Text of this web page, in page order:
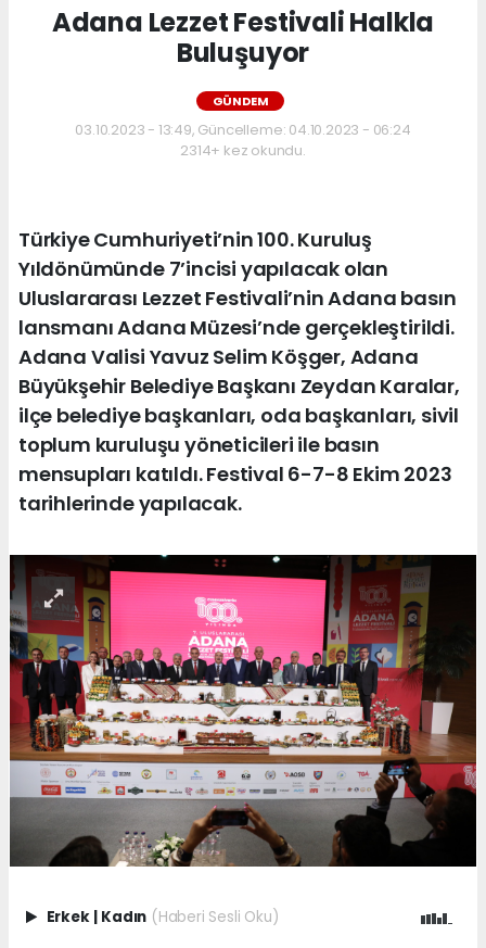
Adana Lezzet Festivali Halkla
Buluşuyor
GÜNDEM
03.10.2023 - 13:49, Güncelleme: 04.10.2023 - 06:24
2314+ kez okundu.
Türkiye Cumhuriyeti’nin 100. Kuruluş
Yıldönümünde 7’incisi yapılacak olan
Uluslararası Lezzet Festivali’nin Adana basın
lansmanı Adana Müzesi’nde gerçekleştirildi.
Adana Valisi Yavuz Selim Köşger, Adana
Büyükşehir Belediye Başkanı Zeydan Karalar,
ilçe belediye başkanları, oda başkanları, sivil
toplum kuruluşu yöneticileri ile basın
mensupları katıldı. Festival 6-7-8 Ekim 2023
tarihlerinde yapılacak.
Erkek | Kadın (Haberi Sesli Oku)